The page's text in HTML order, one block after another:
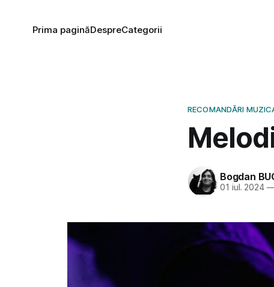
Prima paginăDespreCategorii
RECOMANDĂRI
Bogdan
01 iul. 2024